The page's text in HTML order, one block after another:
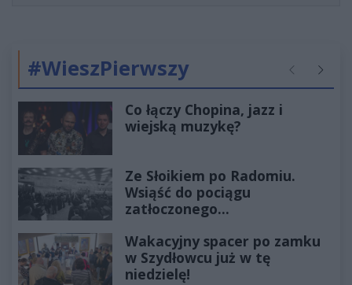
#WieszPierwszy Poprzednie
Co łączy Chopina, jazz i
wiejską muzykę?
Ze Słoikiem po Radomiu.
Wsiąść do pociągu
zatłoczonego...
Wakacyjny spacer po zamku
w Szydłowcu już w tę
niedzielę!